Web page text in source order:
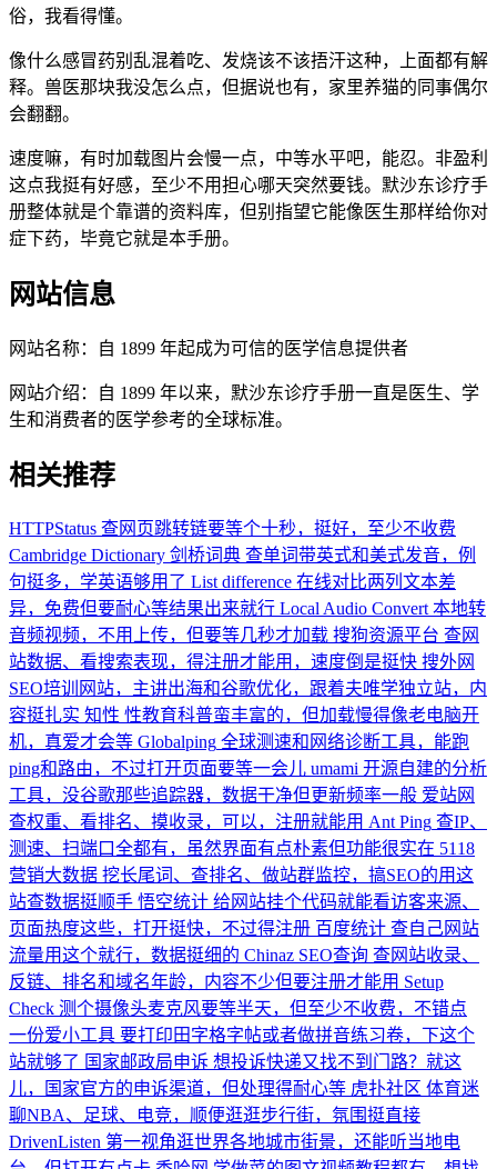
俗，我看得懂。
像什么感冒药别乱混着吃、发烧该不该捂汗这种，上面都有解
释。兽医那块我没怎么点，但据说也有，家里养猫的同事偶尔
会翻翻。
速度嘛，有时加载图片会慢一点，中等水平吧，能忍。非盈利
这点我挺有好感，至少不用担心哪天突然要钱。默沙东诊疗手
册整体就是个靠谱的资料库，但别指望它能像医生那样给你对
症下药，毕竟它就是本手册。
网站信息
网站名称： 自 1899 年起成为可信的医学信息提供者
网站介绍：
自 1899 年以来，默沙东诊疗手册一直是医生、学
生和消费者的医学参考的全球标准。
相关推荐
HTTPStatus 查网页跳转链要等个十秒，挺好，至少不收费
Cambridge Dictionary 剑桥词典 查单词带英式和美式发音，例
句挺多，学英语够用了 List difference 在线对比两列文本差
异，免费但要耐心等结果出来就行 Local Audio Convert 本地转
音频视频，不用上传，但要等几秒才加载 搜狗资源平台 查网
站数据、看搜索表现，得注册才能用，速度倒是挺快 搜外网
SEO培训网站，主讲出海和谷歌优化，跟着夫唯学独立站，内
容挺扎实 知性 性教育科普蛮丰富的，但加载慢得像老电脑开
机，真爱才会等 Globalping 全球测速和网络诊断工具，能跑
ping和路由，不过打开页面要等一会儿 umami 开源自建的分析
工具，没谷歌那些追踪器，数据干净但更新频率一般 爱站网
查权重、看排名、摸收录，可以，注册就能用 Ant Ping 查IP、
测速、扫端口全都有，虽然界面有点朴素但功能很实在 5118
营销大数据 挖长尾词、查排名、做站群监控，搞SEO的用这
站查数据挺顺手 悟空统计 给网站挂个代码就能看访客来源、
页面热度这些，打开挺快，不过得注册 百度统计 查自己网站
流量用这个就行，数据挺细的 Chinaz SEO查询 查网站收录、
反链、排名和域名年龄，内容不少但要注册才能用 Setup
Check 测个摄像头麦克风要等半天，但至少不收费，不错点
一份爱小工具 要打印田字格字帖或者做拼音练习卷，下这个
站就够了 国家邮政局申诉 想投诉快递又找不到门路？就这
儿，国家官方的申诉渠道，但处理得耐心等 虎扑社区 体育迷
聊NBA、足球、电竞，顺便逛逛步行街，氛围挺直接
DrivenListen 第一视角逛世界各地城市街景，还能听当地电